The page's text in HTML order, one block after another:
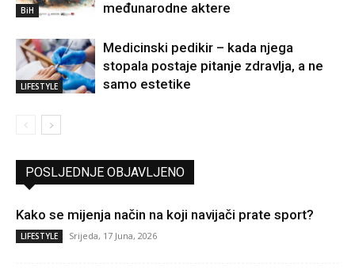
BiH
međunarodne aktere
LIFESTYLE
Medicinski pedikir – kada njega
stopala postaje pitanje zdravlja, a ne
samo estetike
POSLJEDNJE OBJAVLJENO
Kako se mijenja način na koji navijači prate sport?
LIFESTYLE Srijeda, 17 Juna, 2026